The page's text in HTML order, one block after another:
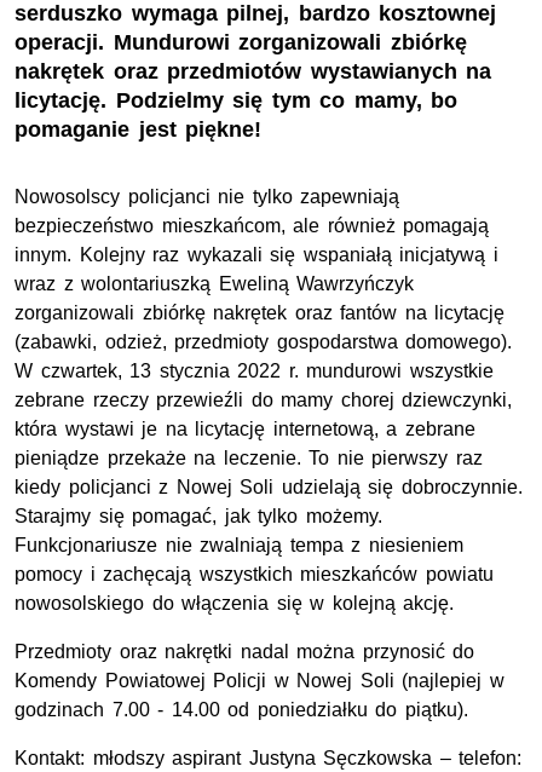
serduszko wymaga pilnej, bardzo kosztownej
operacji. Mundurowi zorganizowali zbiórkę
nakrętek oraz przedmiotów wystawianych na
licytację. Podzielmy się tym co mamy, bo
pomaganie jest piękne!
Nowosolscy policjanci nie tylko zapewniają
bezpieczeństwo mieszkańcom, ale również pomagają
innym. Kolejny raz wykazali się wspaniałą inicjatywą i
wraz z wolontariuszką Eweliną Wawrzyńczyk
zorganizowali zbiórkę nakrętek oraz fantów na licytację
(zabawki, odzież, przedmioty gospodarstwa domowego).
W czwartek, 13 stycznia 2022 r. mundurowi wszystkie
zebrane rzeczy przewieźli do mamy chorej dziewczynki,
która wystawi je na licytację internetową, a zebrane
pieniądze przekaże na leczenie. To nie pierwszy raz
kiedy policjanci z Nowej Soli udzielają się dobroczynnie.
Starajmy się pomagać, jak tylko możemy.
Funkcjonariusze nie zwalniają tempa z niesieniem
pomocy i zachęcają wszystkich mieszkańców powiatu
nowosolskiego do włączenia się w kolejną akcję.
Przedmioty oraz nakrętki nadal można przynosić do
Komendy Powiatowej Policji w Nowej Soli (najlepiej w
godzinach 7.00 - 14.00 od poniedziałku do piątku).
Kontakt: młodszy aspirant Justyna Sęczkowska – telefon: